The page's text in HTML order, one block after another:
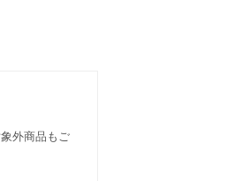
外商品もご